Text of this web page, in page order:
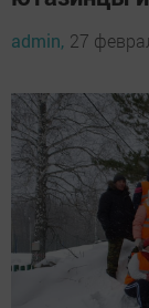
admin, 27